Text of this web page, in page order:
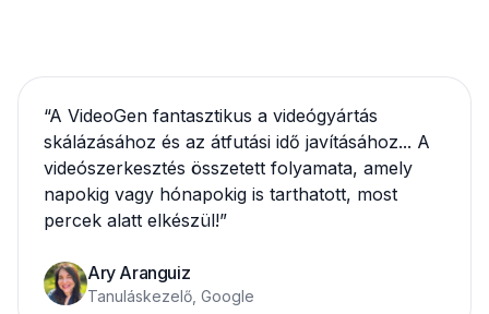
“A VideoGen fantasztikus a videógyártás
skálázásához és az átfutási idő javításához... A
videószerkesztés összetett folyamata, amely
napokig vagy hónapokig is tarthatott, most
percek alatt elkészül!”
Ary Aranguiz
Tanuláskezelő, Google